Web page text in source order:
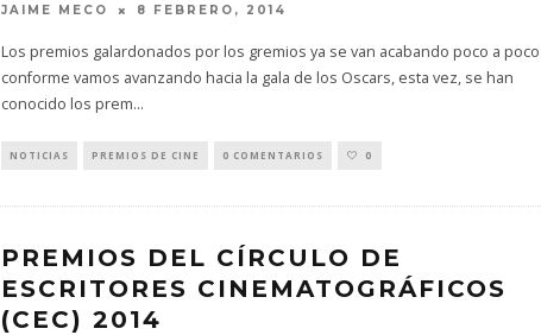
JAIME MECO 8 FEBRERO, 2014
Los premios galardonados por los gremios ya se van acabando poco a poco
conforme vamos avanzando hacia la gala de los Oscars, esta vez, se han
conocido los prem...
NOTICIAS PREMIOS DE CINE 0 COMENTARIOS 0
PREMIOS DEL CÍRCULO DE
ESCRITORES CINEMATOGRÁFICOS
(CEC) 2014